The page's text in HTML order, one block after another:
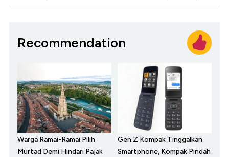
Recommendation
Warga Ramai-Ramai Pilih
Murtad Demi Hindari Pajak
Gen Z Kompak Tinggalkan
Smartphone, Kompak Pindah